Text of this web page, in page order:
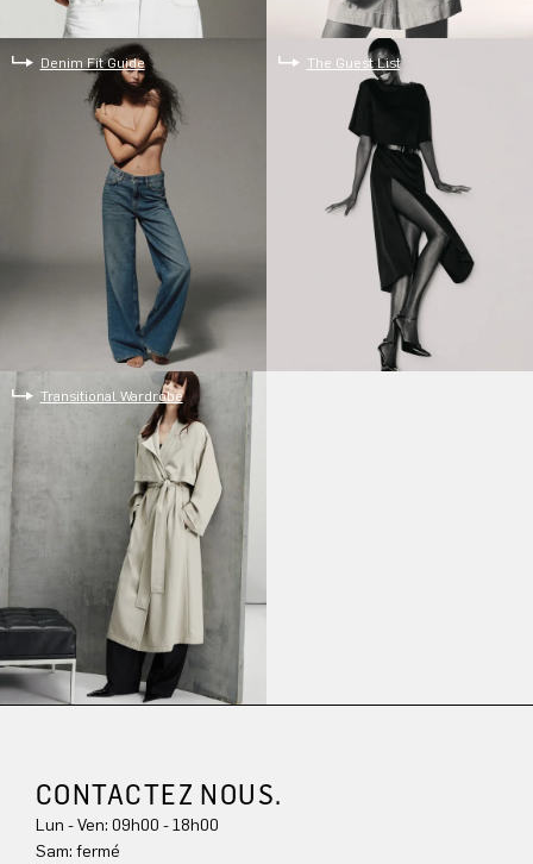
Denim Fit Guide The Guest List
Transitional Wardrobe
CONTACTEZ NOUS.
Lun - Ven: 09h00 - 18h00
Sam: fermé